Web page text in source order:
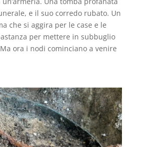
e il suo corredo rubato. Un
che si aggira per le case e le
per mettere in subbuglio
ora i nodi cominciano a venire